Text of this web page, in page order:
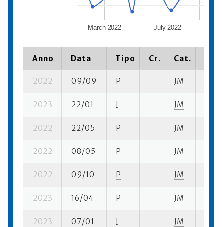
March 2022 July 2022
Anno Data Tipo Cr. Cat.
2022 09/09 P JM
2023 22/01 I JM
2022 22/05 P JM
2022 08/05 P JM
2022 09/10 P JM
2023 16/04 P JM
2023 07/01 I JM